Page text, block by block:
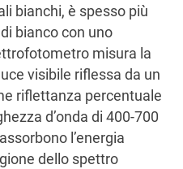
bianchi, è spesso più
bianco con uno
misura la
visibile riflessa da un
riflettanza percentuale
d’onda di 400-700
l’energia
dello spettro